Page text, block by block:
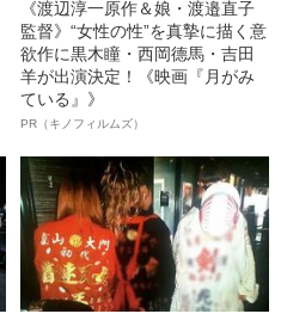
《渡辺淳一原作＆娘・渡邉直子
監督》“女性の性”を真摯に描く意
欲作に黒木瞳・西岡德馬・吉田
羊が出演決定！《映画『月がみ
ている』》
PR（キノフィルムズ）